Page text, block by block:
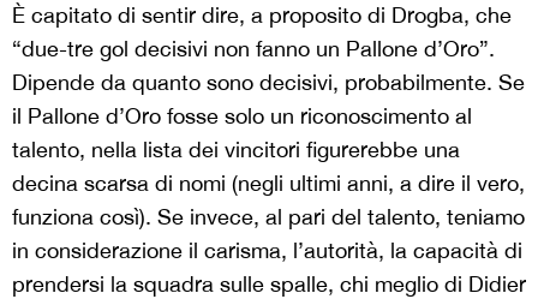
È capitato di sentir dire, a proposito di Drogba, che
“due-tre gol decisivi non fanno un Pallone d’Oro”.
Dipende da quanto sono decisivi, probabilmente. Se
il Pallone d’Oro fosse solo un riconoscimento al
talento, nella lista dei vincitori figurerebbe una
decina scarsa di nomi (negli ultimi anni, a dire il vero,
funziona così). Se invece, al pari del talento, teniamo
in considerazione il carisma, l’autorità, la capacità di
prendersi la squadra sulle spalle, chi meglio di Didier